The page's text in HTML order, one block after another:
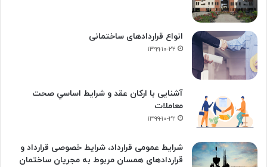
انواع قراردادهای ساختمانی
۱۳۹۹-۱۰-۲۲
آشنایی با ارکان عقد و شرايط اساسي صحت
معاملات
۱۳۹۹-۱۰-۲۲
شرایط عمومی قرارداد، شرایط خصوصی قرارداد و
قراردادهای همسان مربوط به مجریان ساختمان